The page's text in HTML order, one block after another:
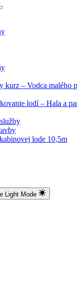
kurz – Vodca malého
lodí – Hala a
lode 10,5m
Light Mode